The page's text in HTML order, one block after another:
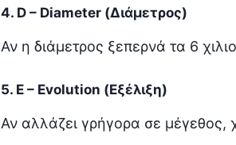
4. D – Diameter (Διάμετρος)
Αν η διάμετρος ξεπερνά τα 6
5. E – Evolution (Εξέλιξη)
Αν αλλάζει γρήγορα σε